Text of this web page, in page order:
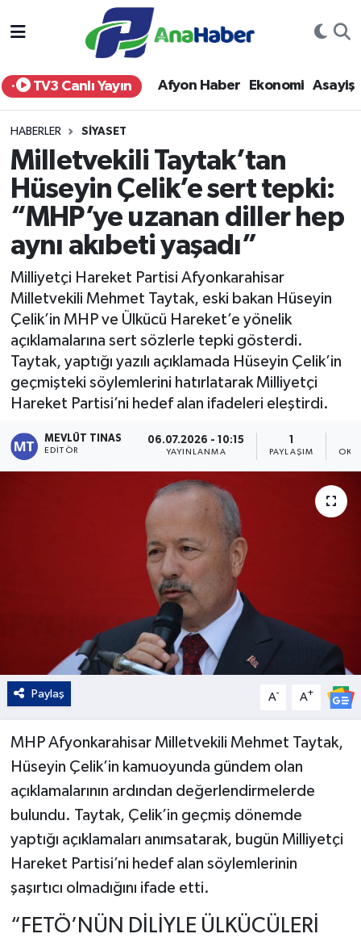
TV3 Canlı Yayın Afyon Haber Ekonomi Asayiş
HABERLER SIYASET
Milletvekili Taytak’tan
Hüseyin Çelik’e sert tepki:
“MHP’ye uzanan diller hep
aynı akıbeti yaşadı”
Milliyetçi Hareket Partisi Afyonkarahisar
Milletvekili Mehmet Taytak, eski bakan Hüseyin
Çelik’in MHP ve Ülkücü Hareket’e yönelik
açıklamalarına sert sözlerle tepki gösterdi.
Taytak, yaptığı yazılı açıklamada Hüseyin Çelik’in
geçmişteki söylemlerini hatırlatarak Milliyetçi
Hareket Partisi’ni hedef alan ifadeleri eleştirdi.
MEVLÜT TINAS
EDITÖR
06.07.2026 - 10:15
YAYINLANMA PAYLAŞIM
Paylaş A- A+
MHP Afyonkarahisar Milletvekili Mehmet Taytak,
Hüseyin Çelik’in kamuoyunda gündem olan
açıklamalarının ardından değerlendirmelerde
bulundu. Taytak, Çelik’in geçmiş dönemde
yaptığı açıklamaları anımsatarak, bugün Milliyetçi
Hareket Partisi’ni hedef alan söylemlerinin
şaşırtıcı olmadığını ifade etti.
“FETÖ’NÜN DİLİYLE ÜLKÜCÜLERİ
Yurt Haber
Afyon Haber
Siyaset
Spor
Sağlık
Teknoloji
Kültür - Sanat
Yaşam
Afyonkarahisar Nöbetçi Eczaneler
Afyonkarahisar Hava Durumu
Afyonkarahisar Trafik Yoğunluk Haritası
Süper Lig Puan Durumu ve Fikstür
Son Dakika Haberleri
Haber Arşivi